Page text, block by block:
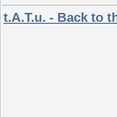
t.A.T.u. - Back to